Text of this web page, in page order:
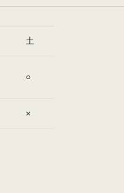
土
○
×